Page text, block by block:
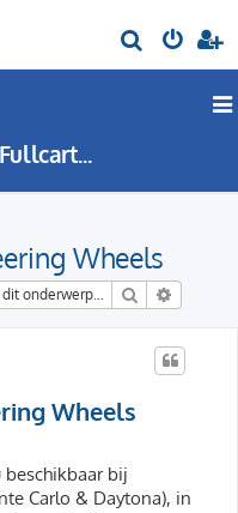
o
Fullcartuning
Wheels
Zoek
Wheels
bij
Carlo & Daytona), in